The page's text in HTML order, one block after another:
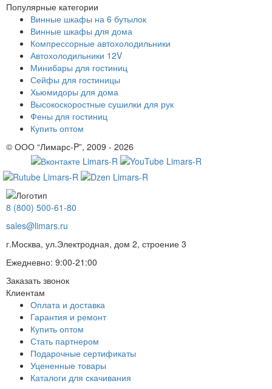
Популярные категории
Винные шкафы на 6 бутылок
Винные шкафы для дома
Компрессорные автохолодильники
Автохолодильники 12V
Минибары для гостиниц
Сейфы для гостиницы
Хьюмидоры для дома
Высокоскоростные сушилки для рук
Фены для гостиниц
Купить оптом
© ООО “Лимарс-P”, 2009 - 2026
8 (800) 500-61-80
sales@limars.ru
г.Москва, ул.Электродная, дом 2, строение 3
Ежедневно: 9:00-21:00
Заказать звонок
Клиентам
Оплата и доставка
Гарантия и ремонт
Купить оптом
Стать партнером
Подарочные сертификаты
Уцененные товары
Каталоги для скачивания